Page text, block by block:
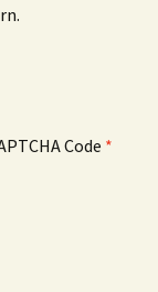
Code *